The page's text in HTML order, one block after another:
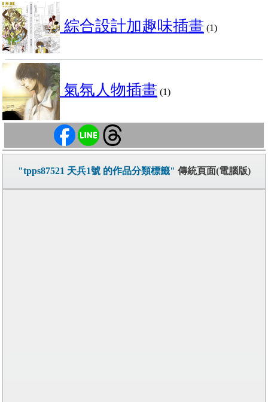
綜合設計加趣味插畫 (1)
氣氛人物插畫 (1)
"tpps87521 天兵1號 的作品分類標籤" 傳統頁面(電腦版)